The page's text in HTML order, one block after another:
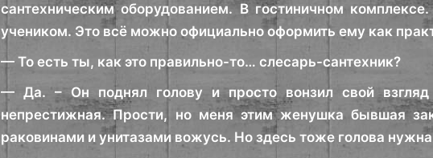
сантехническим оборудованием. В гостиничном
учеником. Это всё можно официально оформить ему как
— То есть ты, как это правильно-то… слесарь-сантехник?
— Да. – Он поднял голову и просто вонзил свой
непрестижная. Прости, но меня этим женушка бывшая
раковинами и унитазами вожусь. Но здесь тоже голова